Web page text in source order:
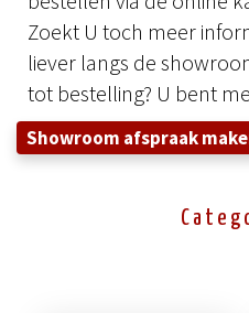
Zoekt U toch meer
liever langs de
tot bestelling? U bent
Showroom afspraak